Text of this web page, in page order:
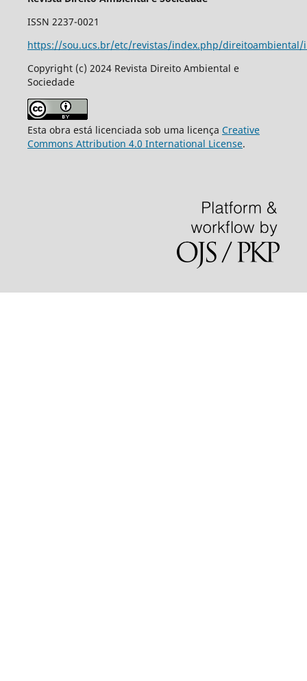
ISSN 2237-0021
https://sou.ucs.br/etc/revistas/index.php/direitoambiental/
Copyright (c) 2024 Revista Direito Ambiental e
Sociedade
Esta obra está licenciada sob uma licença Creative
Commons Attribution 4.0 International License.